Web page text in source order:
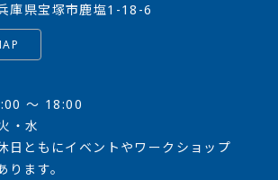
庫県宝塚市鹿塩1-18-6
〜 18:00
・水
日ともにイベントやワークショップ
ます。